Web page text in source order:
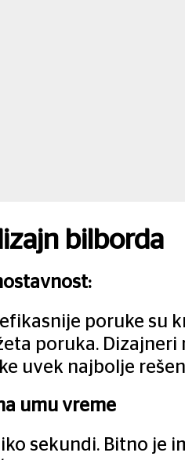
bilborda
poruke su
poruka. Dizajneri
uvek najbolje
umu vreme
sekundi. Bitno je